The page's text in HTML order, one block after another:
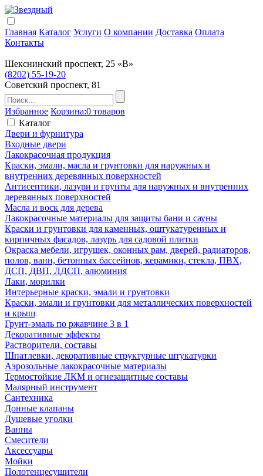
Главная Каталог Услуги О компании Доставка Оплата
Контакты
Шекснинский проспект, 25 «В»
(8202) 55-19-20
Советский проспект, 81
Избранное Корзина:0 товаров
Каталог
Двери и фурнитура
Входные двери
Лакокрасочная продукция
Краски, эмали, масла и грунтовки для наружных и
внутренних деревянных поверхностей
Антисептики, лазури и грунты для наружных и внутренних
деревянных поверхностей
Масла и воск для дерева
Лакокрасочные материалы для защиты бани и сауны
Краски и грунтовки для каменных, оштукатуренных и
кирпичных фасадов, лазурь для садовой плитки
Окраска мебели, игрушек, оконных рам, дверей, радиаторов,
полов, ванн, бетонных бассейнов, керамики, стекла, ПВХ,
ДСП, ДВП, ЛДСП, алюминия
Лаки, морилки
Интерьерные краски, эмали и грунтовки
Краски, эмали и грунтовки для металлических поверхностей
и крыш
Грунт-эмаль по ржавчине 3 в 1
Декоративные эффекты
Растворители, составы
Шпатлевки, декоративные структурные штукатурки
Аэрозольные лакокрасочные материалы
Термостойкие ЛКМ и огнезащитные составы
Малярный инструмент
Сантехника
Донные клапаны
Душевые уголки
Ванны
Смесители
Аксессуары
Мойки
Полотенцесушители